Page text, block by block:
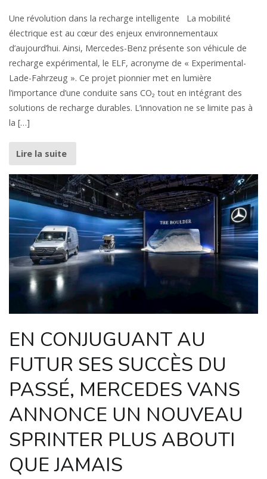
Une révolution dans la recharge intelligente La mobilité
électrique est au cœur des enjeux environnementaux
d’aujourd’hui. Ainsi, Mercedes-Benz présente son véhicule de
recharge expérimental, le ELF, acronyme de « Experimental-
Lade-Fahrzeug ». Ce projet pionnier met en lumière
l’importance d’une conduite sans CO₂ tout en intégrant des
solutions de recharge durables. L’innovation ne se limite pas à
la […]
Lire la suite
EN CONJUGUANT AU
FUTUR SES SUCCÈS DU
PASSÉ, MERCEDES VANS
ANNONCE UN NOUVEAU
SPRINTER PLUS ABOUTI
QUE JAMAIS